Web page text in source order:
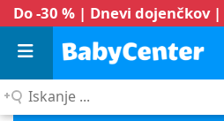
Do -30 % | Dnevi dojenčkov |
Iskanje